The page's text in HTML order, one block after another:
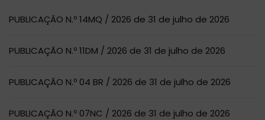
PUBLICAÇÃO N.º 14MQ / 2026 de 31 de julho de 2026
PUBLICAÇÃO N.º 11DM / 2026 de 31 de julho de 2026
PUBLICAÇÃO N.º 04 BR / 2026 de 31 de julho de 2026
PUBLICAÇÃO N.º 07NC / 2026 de 31 de julho de 2026